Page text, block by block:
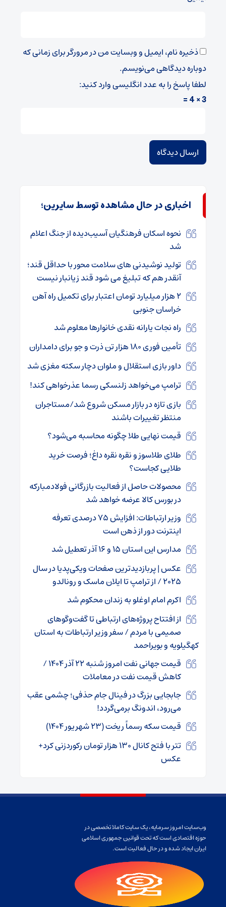
ذخیره نام، ایمیل و وبسایت من در مرورگر برای زمانی که
دوباره دیدگاهی می‌نویسم.
لطفا پاسخ را به عدد انگلیسی وارد کنید:
3 × 4 =
اخباری در حال مشاهده توسط سایرین؛
نحوه اسکان فرهنگیان آسیب‌دیده از جنگ اعلام
شد
تولید نوشیدنی های سلامت محور با حداقل قند؛
آنقدر هم که تبلیغ می شود قند زیانبار نیست
۲ هزار میلیارد تومان اعتبار برای تکمیل راه‌ ‌آهن
خراسان جنوبی
راه نجات یارانه نقدی خانوارها معلوم شد
تأمین فوری ۱۸۰ هزار تن ذرت و جو برای دامداران
داور بازی استقلال و ملوان دچار سکته مغزی شد
ترامپ می‌خواهد زلنسکی رسما عذرخواهی کند!
بازی تازه در بازار مسکن شروع شد/مستاجران
منتظر تغییرات باشند
قیمت نهایی طلا چگونه محاسبه می‌شود؟
طلای طلاسوز و نقره نقره داغ؛ فرصت خرید
طلایی کجاست؟
محصولات حاصل از فعالیت بازرگانی فولادمبارکه
در بورس کالا عرضه خواهد شد
وزیر ارتباطات: افزایش ۷۵ درصدی تعرفه
اینترنت دور از ذهن است
مدارس این استان ۱۵ و ۱۶ آذر تعطیل شد
عکس | پربازدیدترین صفحات ویکی‌پدیا در سال
۲۰۲۵ / از ترامپ تا ایلان ماسک و رونالدو
اکرم امام اوغلو به زندان محکوم شد
از افتتاح پروژه‌های ارتباطی تا گفت‌وگوهای
صمیمی با مردم / سفر وزیر ارتباطات به استان
کهگیلویه و بویراحمد
قیمت جهانی نفت امروز شنبه ۲۲ آذر ۱۴۰۴ /
کاهش قیمت نفت در معاملات
جابجایی بزرگ در فینال جام حذفی؛ چشمی عقب
می‌رود، اندونگ برمی‌گردد!
قیمت سکه رسماً ریخت (۲۳ شهریور ۱۴۰۴)
تتر با فتح کانال ۱۳۰ هزار تومان رکوردزنی کرد+
عکس
وب‌سایت امروز سرمایه، یک سایت کاملا تخصصی در
حوزه اقتصادی است که تحت قوانین جمهوری اسلامی
ایران ایجاد شده و در حال فعالیت است.